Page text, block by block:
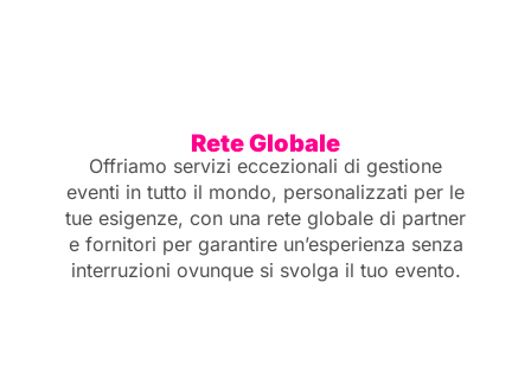
Rete Globale
Offriamo servizi eccezionali di gestione
eventi in tutto il mondo, personalizzati per le
tue esigenze, con una rete globale di partner
e fornitori per garantire un’esperienza senza
interruzioni ovunque si svolga il tuo evento.